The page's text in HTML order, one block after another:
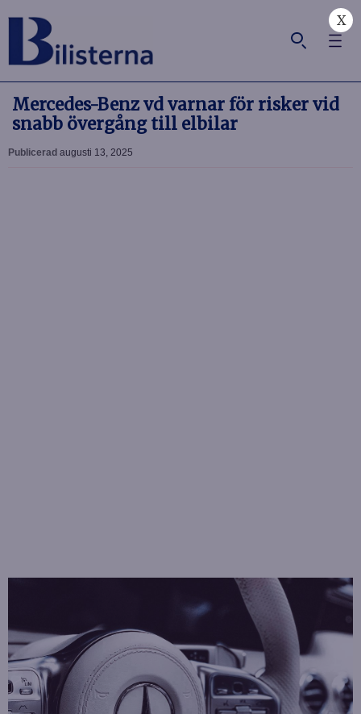
X
Mercedes-Benz vd varnar för risker vid
snabb övergång till elbilar
Publicerad augusti 13, 2025